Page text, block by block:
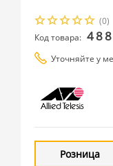
(0)
Код товара:
Уточняйте у
Розница